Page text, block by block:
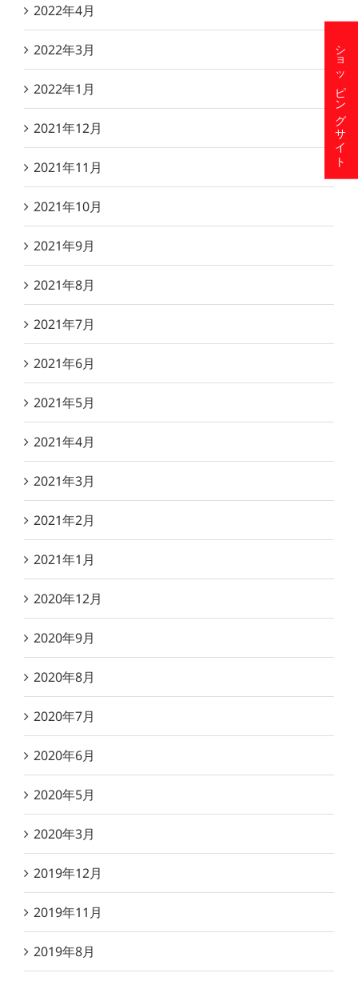
2022年4月
2022年3月
2022年1月
2021年12月
2021年11月
2021年10月
2021年9月
2021年8月
2021年7月
2021年6月
2021年5月
2021年4月
2021年3月
2021年2月
2021年1月
2020年12月
2020年9月
2020年8月
2020年7月
2020年6月
2020年5月
2020年3月
2019年12月
2019年11月
2019年8月
ショッピングサイト